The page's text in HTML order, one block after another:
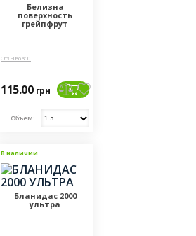
Белизна
поверхность
грейпфрут
Отзывов: 0
115.00 грн
Объем:
В наличии
Бланидас 2000
ультра